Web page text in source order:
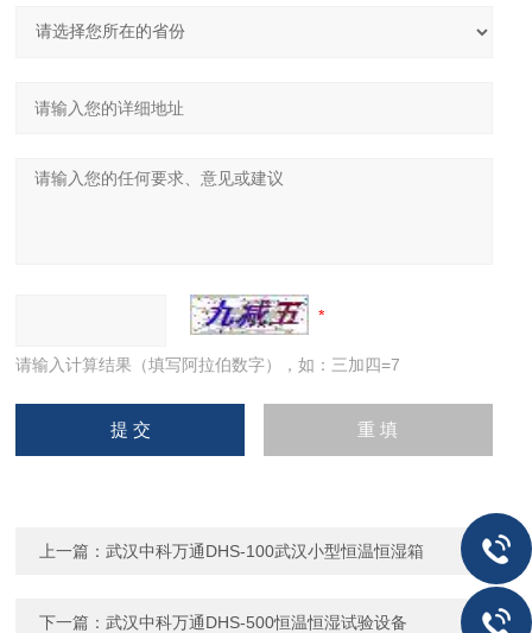
请输入计算结果（填写阿拉伯数字），如：三加四=7
上一篇：武汉中科万通DHS-100武汉小型恒温恒湿箱
下一篇：武汉中科万通DHS-500恒温恒湿试验设备